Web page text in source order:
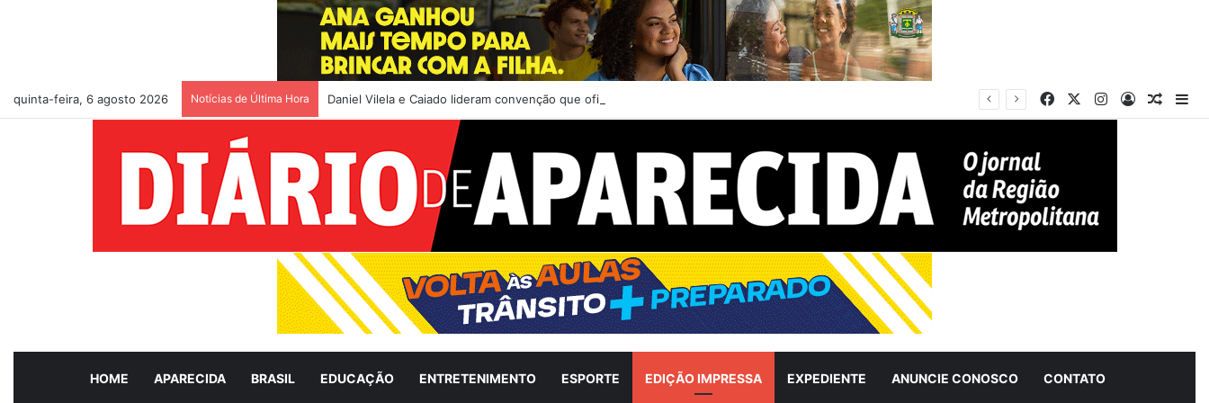
quinta-feira, 6 agosto 2026 Notícias de Última Hora Daniel Vilela e Caiado lideram convenção que oficializa coligação Pra Goiás Seguir em Frente FacebookInstagram
EntrarArtigo
HOME APARECIDA BRASIL EDUCAÇÃO ENTRETENIMENTO ESPORTE EDIÇÃO IMPRESSA EXPEDIENTE ANUNCIE CONOSCO CONTATO